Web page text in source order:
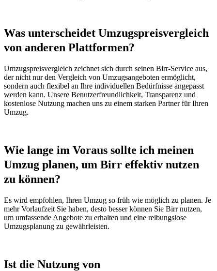
Was unterscheidet Umzugspreisvergleich
von anderen Plattformen?
Umzugspreisvergleich zeichnet sich durch seinen Birr-Service aus,
der nicht nur den Vergleich von Umzugsangeboten ermöglicht,
sondern auch flexibel an Ihre individuellen Bedürfnisse angepasst
werden kann. Unsere Benutzerfreundlichkeit, Transparenz und
kostenlose Nutzung machen uns zu einem starken Partner für Ihren
Umzug.
Wie lange im Voraus sollte ich meinen
Umzug planen, um Birr effektiv nutzen
zu können?
Es wird empfohlen, Ihren Umzug so früh wie möglich zu planen. Je
mehr Vorlaufzeit Sie haben, desto besser können Sie Birr nutzen,
um umfassende Angebote zu erhalten und eine reibungslose
Umzugsplanung zu gewährleisten.
Ist die Nutzung von